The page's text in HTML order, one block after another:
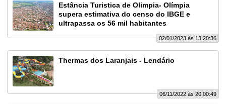
Estância Turistica de Olimpia- Olímpia
supera estimativa do censo do IBGE e
ultrapassa os 56 mil habitantes
02/01/2023 às 13:20:36
Thermas dos Laranjais - Lendário
06/11/2022 às 20:00:49